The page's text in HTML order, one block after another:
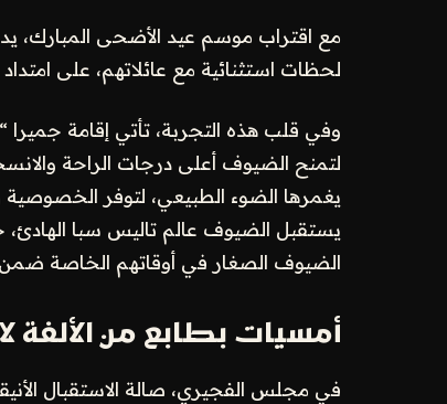
مع اقتراب موسم عيد الأضحى المبارك،
لحظات استثنائية مع عائلاتهم، على
وفي قلب هذه التجربة، تأتي إقامة
لتمنح الضيوف أعلى درجات الراحة
يغمرها الضوء الطبيعي، لتوفر الخصوصية
يستقبل الضيوف عالم تاليس سبا
الضيوف الصغار في أوقاتهم الخاصة ضمن
أمسيات بطابع من الألفة
في مجلس الفجيري، صالة الاستقبال